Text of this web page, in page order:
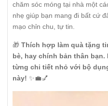
chăm sóc móng tại nhà một
nhẹ giúp bạn mang đi bất cứ
mạo chỉn chu, tự tin.
🎁 Thích hợp làm quà tặng
bè, hay chính bản thân
từng chi tiết nhỏ với bộ
này! ✨💼💅